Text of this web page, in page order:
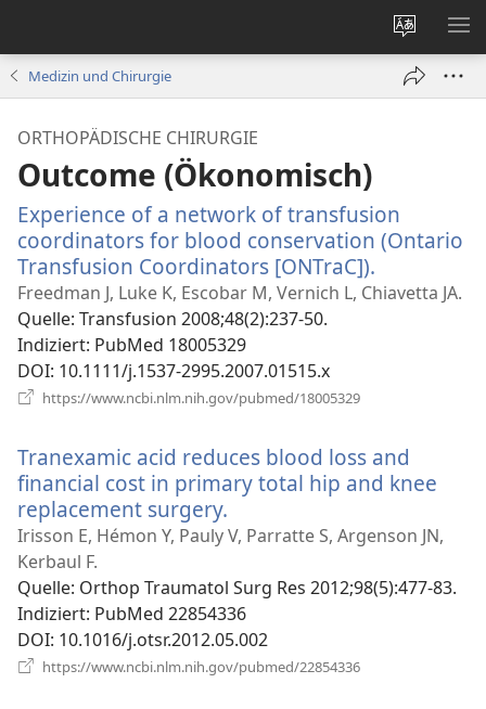
ändern
Medizin und Chirurgie
ORTHOPÄDISCHE CHIRURGIE
Outcome (Ökonomisch)
Experience of a network of transfusion
coordinators for blood conservation (Ontario
Transfusion Coordinators [ONTraC]).
neues
Freedman J, Luke K, Escobar M, Vernich L, Chiavetta JA.
Quelle‎: Transfusion 2008;48(2):237-50.
Indiziert‎: PubMed 18005329
DOI‎: 10.1111/j.1537-2995.2007.01515.x
https://www.ncbi.nlm.nih.gov/pubmed/18005329
Tranexamic acid reduces blood loss and
financial cost in primary total hip and knee
replacement surgery.
neues
Irisson E, Hémon Y, Pauly V, Parratte S, Argenson JN,
Kerbaul F.
Quelle‎: Orthop Traumatol Surg Res 2012;98(5):477-83.
Indiziert‎: PubMed 22854336
DOI‎: 10.1016/j.otsr.2012.05.002
https://www.ncbi.nlm.nih.gov/pubmed/22854336